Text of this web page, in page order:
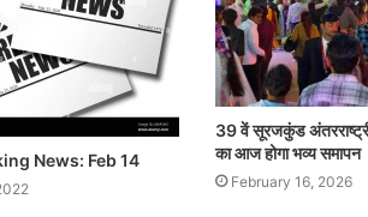
News: Feb 14
39 वें सूरजकुंड
का आज होगा भव्य समापन
February 16, 2026